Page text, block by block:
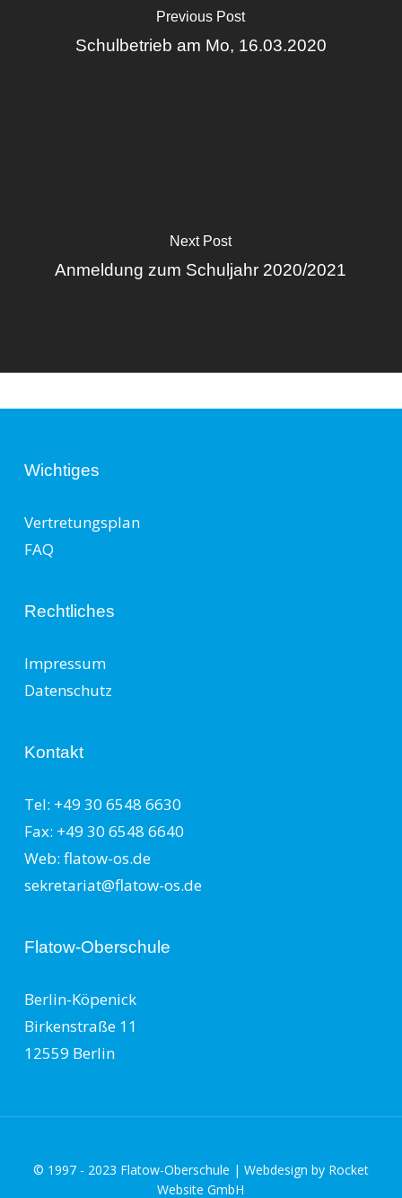
Previous Post
Schulbetrieb am Mo, 16.03.2020
Next Post
Anmeldung zum Schuljahr 2020/2021
Wichtiges
Vertretungsplan
FAQ
Rechtliches
Impressum
Datenschutz
Kontakt
Tel: +49 30 6548 6630
Fax: +49 30 6548 6640
Web: flatow-os.de
sekretariat@flatow-os.de
Flatow-Oberschule
Berlin-Köpenick
Birkenstraße 11
12559 Berlin
© 1997 - 2023 Flatow-Oberschule | Webdesign by Rocket
Website GmbH